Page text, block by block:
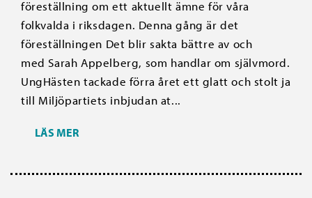
föreställning om ett aktuellt ämne för våra
folkvalda i riksdagen. Denna gång är det
föreställningen Det blir sakta bättre av och
med Sarah Appelberg, som handlar om självmord.
UngHästen tackade förra året ett glatt och stolt ja
till Miljöpartiets inbjudan at...
LÄS MER